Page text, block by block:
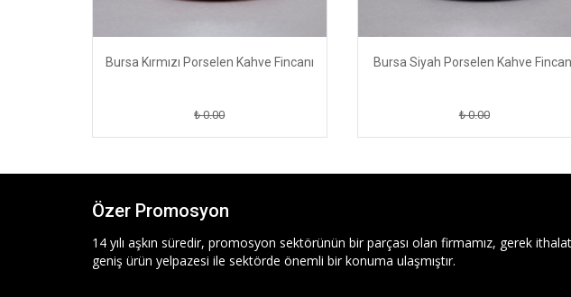
Bursa Kırmızı Porselen Kahve Fincanı
₺ 0.00
Bursa Siyah Porselen Kahve
₺ 0.00
Özer Promosyon
14 yılı aşkın süredir, promosyon sektörünün bir parçası olan firmamız, gerek
geniş ürün yelpazesi ile sektörde önemli bir konuma ulaşmıştır.